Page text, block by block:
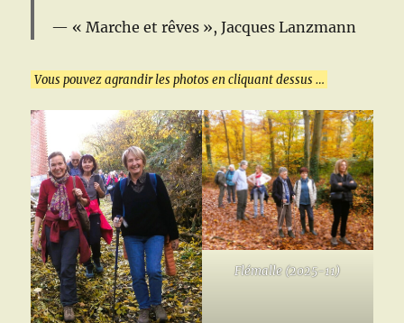
« Marche et rêves », Jacques Lanzmann
Vous pouvez agrandir les photos en cliquant dessus …
Flémalle (2025-11)